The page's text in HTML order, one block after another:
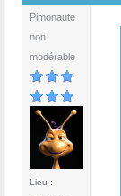
Pimonaute
non
modérable
Lieu :